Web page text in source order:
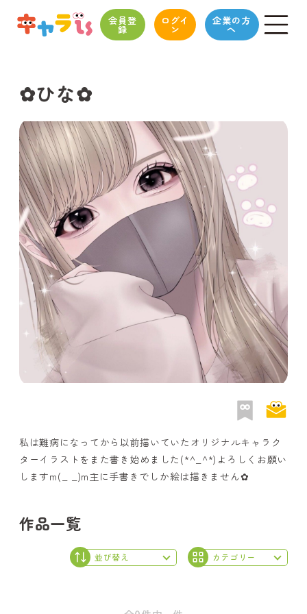
会員登
録
ログイ
ン
企業の方
へ
✿ひな✿
私は難病になってから以前描いていたオリジナルキャラク
ターイラストをまた書き始めました(*^_^*)よろしくお願い
しますm(_ _)m主に手書きでしか絵は描きません✿
作品一覧